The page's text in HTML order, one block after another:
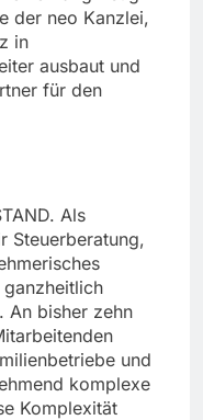
der neo Kanzlei,
in
ausbaut und
für den
Als
Steuerberatung,
ganzheitlich
An bisher zehn
und
komplexe
Komplexität